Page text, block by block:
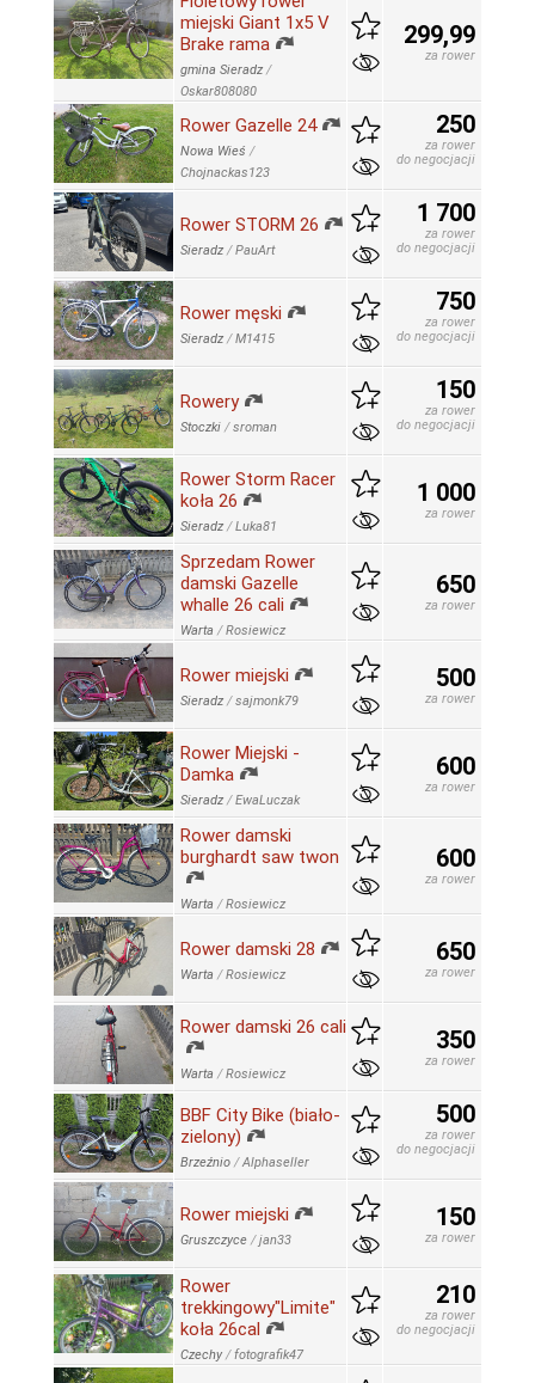
miejski Giant 1x5 V
Brake rama
gmina Sieradz /
Oskar808080
299,99
za rower
Rower Gazelle 24
Nowa Wieś /
Chojnackas123
250
za rower
do negocjacji
Rower STORM 26
Sieradz /PauArt
1 700
za rower
do negocjacji
Rower męski
Sieradz /M1415
750
za rower
do negocjacji
Rowery
Stoczki /sroman
150
za rower
do negocjacji
Rower Storm Racer
koła 26
Sieradz /Luka81
1 000
za rower
Sprzedam Rower
damski Gazelle
whalle 26 cali
Warta /Rosiewicz
650
za rower
Rower miejski
Sieradz /sajmonk79
500
za rower
Rower Miejski -
Damka
Sieradz /EwaLuczak
600
za rower
Rower damski
burghardt saw twon
Warta /Rosiewicz
600
za rower
Rower damski 28
Warta /Rosiewicz
650
za rower
Rower damski 26 cali
Warta /Rosiewicz
350
za rower
BBF City Bike (biało-
zielony)
Brzeźnio /Alphaseller
500
za rower
do negocjacji
Rower miejski
Gruszczyce /jan33
150
za rower
Rower
trekkingowy"Limite"
koła 26cal
Czechy /fotografik47
210
za rower
do negocjacji